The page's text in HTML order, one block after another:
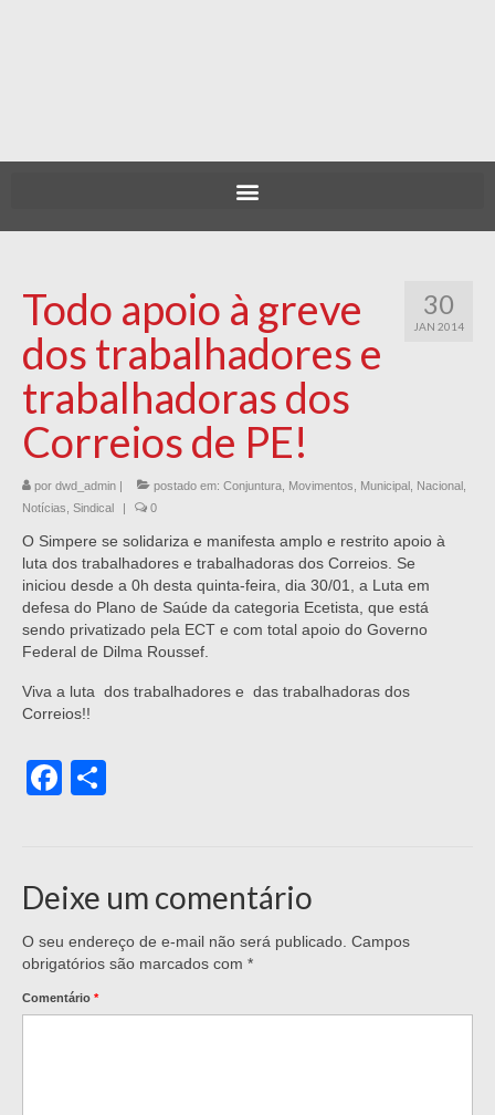
30
JAN 2014
Todo apoio à greve
dos trabalhadores e
trabalhadoras dos
Correios de PE!
por dwd_admin | postado em: Conjuntura Movimentos Municipal Nacional
Notícias Sindical | 0
O Simpere se solidariza e manifesta amplo e restrito apoio à
luta dos trabalhadores e trabalhadoras dos Correios. Se
iniciou desde a 0h desta quinta-feira, dia 30/01, a Luta em
defesa do Plano de Saúde da categoria Ecetista, que está
sendo privatizado pela ECT e com total apoio do Governo
Federal de Dilma Roussef.
Viva a luta dos trabalhadores e das trabalhadoras dos
Correios!!
Facebook
Deixe um comentário
O seu endereço de e-mail não será publicado. Campos
obrigatórios são marcados com *
Comentário *